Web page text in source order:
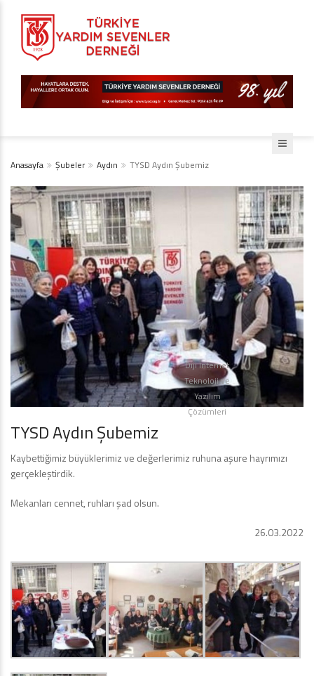
Anasayfa Şubeler Aydın TYSD Aydın Şubemiz
TYSD Aydın Şubemiz
Kaybettiğimiz büyüklerimiz ve değerlerimiz ruhuna aşure hayrımızı
gerçekleştirdik.
Mekanları cennet, ruhları şad olsun.
26.03.2022
Diji İnternet
Teknoloji ve
Yazılım
Çözümleri